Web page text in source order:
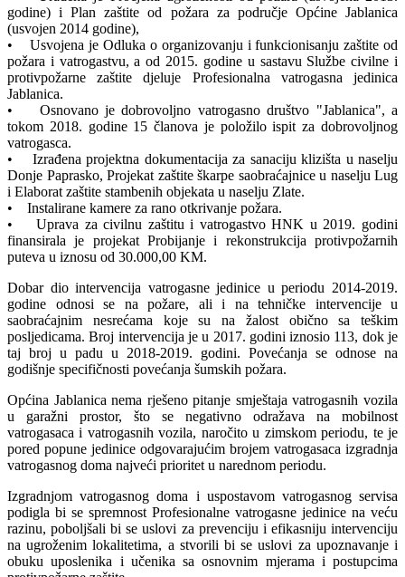
godine) i Plan zaštite od požara za područje Općine Jablanica
(usvojen 2014 godine),
• Usvojena je Odluka o organizovanju i funkcionisanju zaštite od
požara i vatrogastvu, a od 2015. godine u sastavu Službe civilne i
protivpožarne zaštite djeluje Profesionalna vatrogasna jedinica
Jablanica.
• Osnovano je dobrovoljno vatrogasno društvo "Jablanica", a
tokom 2018. godine 15 članova je položilo ispit za dobrovoljnog
vatrogasca.
• Izrađena projektna dokumentacija za sanaciju klizišta u naselju
Donje Paprasko, Projekat zaštite škarpe saobraćajnice u naselju Lug
i Elaborat zaštite stambenih objekata u naselju Zlate.
• Instalirane kamere za rano otkrivanje požara.
• Uprava za civilnu zaštitu i vatrogastvo HNK u 2019. godini
finansirala je projekat Probijanje i rekonstrukcija protivpožarnih
puteva u iznosu od 30.000,00 KM.
Dobar dio intervencija vatrogasne jedinice u periodu 2014-2019.
godine odnosi se na požare, ali i na tehničke intervencije u
saobraćajnim nesrećama koje su na žalost obično sa teškim
posljedicama. Broj intervencija je u 2017. godini iznosio 113, dok je
taj broj u padu u 2018-2019. godini. Povećanja se odnose na
godišnje specifičnosti povećanja šumskih požara.
Općina Jablanica nema rješeno pitanje smještaja vatrogasnih vozila
u garažni prostor, što se negativno odražava na mobilnost
vatrogasaca i vatrogasnih vozila, naročito u zimskom periodu, te je
pored popune jedinice odgovarajućim brojem vatrogasaca izgradnja
vatrogasnog doma najveći prioritet u narednom periodu.
Izgradnjom vatrogasnog doma i uspostavom vatrogasnog servisa
podigla bi se spremnost Profesionalne vatrogasne jedinice na veću
razinu, poboljšali bi se uslovi za prevenciju i efikasniju intervenciju
na ugroženim lokalitetima, a stvorili bi se uslovi za upoznavanje i
obuku uposlenika i učenika sa osnovnim mjerama i postupcima